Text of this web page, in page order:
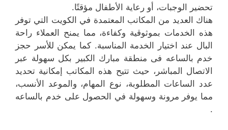
تحضير الوجبات، أو رعاية الأطفال مؤقتًا.
هناك العديد من المكاتب المعتمدة في الكويت التي توفر
هذه الخدمات بموثوقية وكفاءة، مما يمنح العملاء راحة
البال عند اختيار الخدمة المناسبة. كما يمكن للأسر حجز
خدم بالساعه فى منطقة مبارك الكبير بكل سهولة عبر
الاتصال المباشر، حيث تتيح هذه المكاتب إمكانية تحديد
عدد الساعات المطلوبة، نوع المهام، والموعد الأنسب،
مما يوفر مرونة وسهولة في الحصول على خدم بالساعه
.